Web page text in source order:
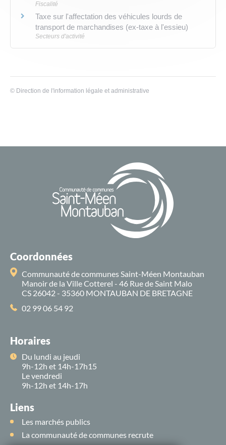
Fiscalité
Taxe sur l'affectation des véhicules lourds de
transport de marchandises (ex-taxe à l'essieu)
Secteurs d'activité
© Direction de l'information légale et administrative
Coordonnées
Communauté de communes Saint-Méen Montauban
Manoir de la Ville Cotterel - 46 Rue de Saint Malo
CS 26042 - 35360 MONTAUBAN DE BRETAGNE
02 99 06 54 92
Horaires
Du lundi au jeudi
9h-12h et 14h-17h15
Le vendredi
9h-12h et 14h-17h
Liens
Les marchés publics
La communauté de communes recrute